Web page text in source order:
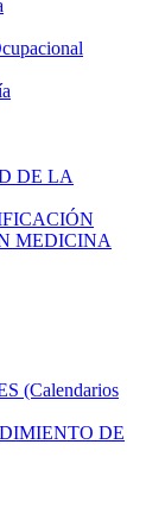
DE LA
MEDICINA
(Calendarios
DE